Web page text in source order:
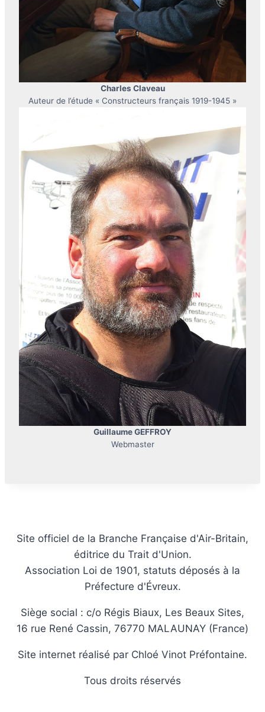
Charles Claveau
Auteur de l’étude « Constructeurs français 1919-1945 »
Guillaume GEFFROY
Webmaster
Site officiel de la Branche Française d'Air-Britain,
éditrice du Trait d'Union.
Association Loi de 1901, statuts déposés à la
Préfecture d'Évreux.
Siège social : c/o Régis Biaux, Les Beaux Sites,
16 rue René Cassin, 76770 MALAUNAY (France)
Site internet réalisé par Chloé Vinot Préfontaine.
Tous droits réservés